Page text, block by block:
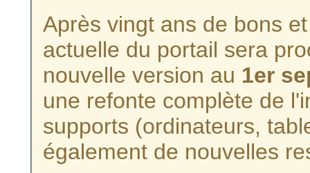
Après vingt ans de bons
actuelle du portail sera
nouvelle version au 1er
une refonte complète de
supports (ordinateurs,
également de nouvelles